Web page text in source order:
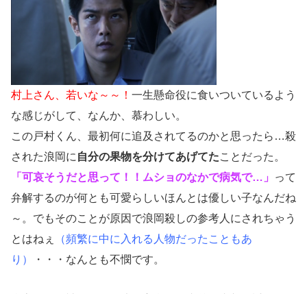
村上さん、若いな～～！ 一生懸命役に食いついているよう
な感じがして、なんか、慕わしい。
この戸村くん、最初何に追及されてるのかと思ったら…殺
された浪岡に 自分の果物を分けてあげてたことだった。
「可哀そうだと思って！！ムショのなかで病気で…」
って
弁解するのが何とも可愛らしいほんとは優しい子なんだね
～。でもそのことが原因で浪岡殺しの参考人にされちゃう
とはねぇ
（頻繁に中に入れる人物だったこともあ
り）
・・・なんとも不憫です。